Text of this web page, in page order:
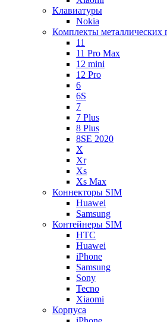
Клавиатуры
Nokia
Комплекты металлических
11
11 Pro Max
12 mini
12 Pro
6
6S
7
7 Plus
8 Plus
8SE 2020
X
Xr
Xs
Xs Max
Коннекторы SIM
Huawei
Samsung
Контейнеры SIM
HTC
Huawei
iPhone
Samsung
Sony
Tecno
Xiaomi
Корпуса